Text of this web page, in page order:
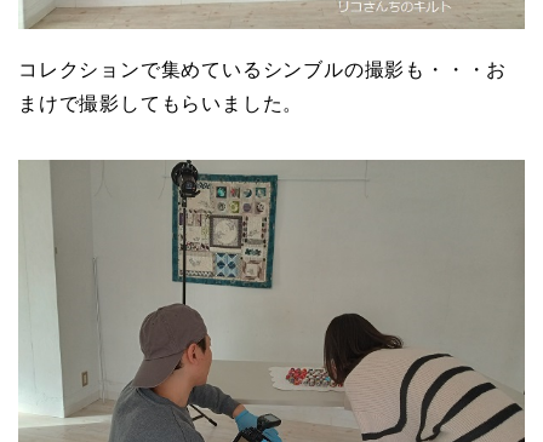
コレクションで集めているシンブルの撮影も・・・お
まけで撮影してもらいました。